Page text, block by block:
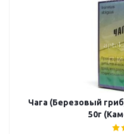
Чага (Березовый
50г